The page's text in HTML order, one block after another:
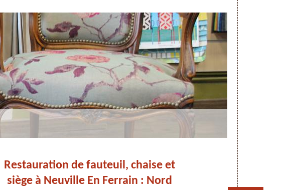
Restauration de fauteuil, chaise et
siège à Neuville En Ferrain : Nord